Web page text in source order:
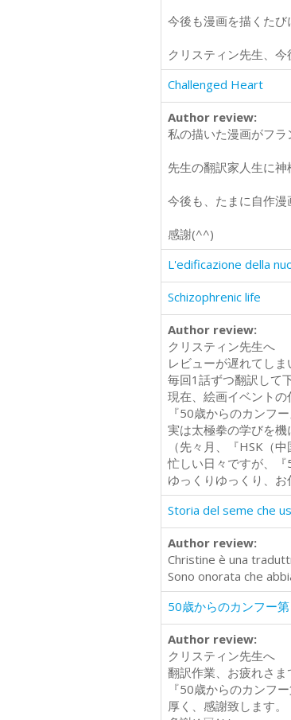
今後も漫画を描くたび
クリスティン先生、今
Challenged Heart
Author review:
私の描いた漫画がフラ
先生の翻訳家人生に神
今後も、たまに自作漫
感謝(^^)
L'edificazione della
Schizophrenic life
Author review:
クリスティン先生へ
レビューが遅れてし
毎回1話ずつ翻訳して
現在、絵画イベントの
『50歳からのカンフ
実は太極拳の学びを機
（先々月、『HSK（
忙しい日々ですが、『
ゆっくりゆっくり、お
Storia del seme che
Author review:
Christine è una
Sono onorata che
50歳からのカンフー
Author review:
クリスティン先生へ
翻訳作業、お疲れさま
『50歳からのカンフ
厚く、感謝致します。